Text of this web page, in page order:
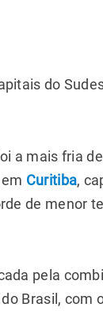
do
a mais fria
Curitiba,
de menor
pela
Brasil, com